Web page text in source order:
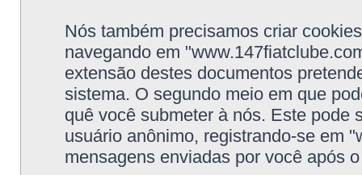
Nós também precisamos criar
navegando em
extensão destes documentos
sistema. O segundo meio em que
quê você submeter à nós. Este pode
usuário anônimo, registrando-se em
mensagens enviadas por você após